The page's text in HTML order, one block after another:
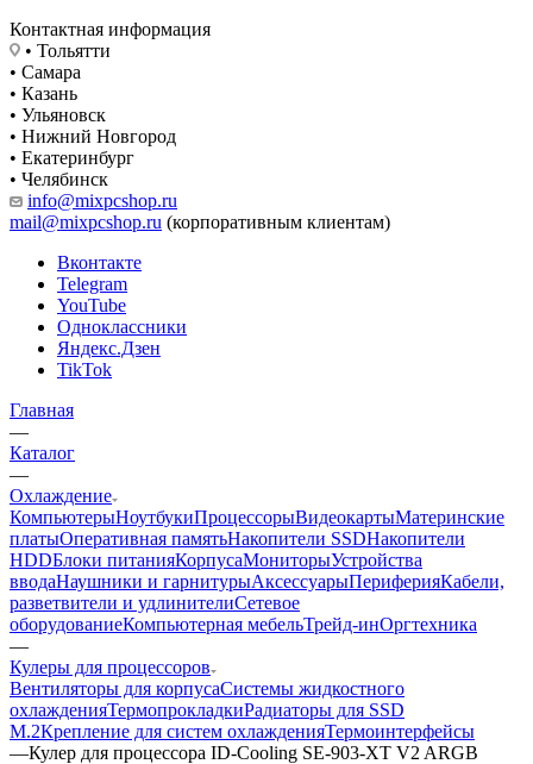
Контактная информация
• Тольятти
• Самара
• Казань
• Ульяновск
• Нижний Новгород
• Екатеринбург
• Челябинск
info@mixpcshop.ru
mail@mixpcshop.ru (корпоративным клиентам)
Вконтакте
Telegram
YouTube
Одноклассники
Яндекс.Дзен
TikTok
Главная
—
Каталог
—
Охлаждение
КомпьютерыНоутбукиПроцессорыВидеокартыМатеринские
платыОперативная памятьНакопители SSDНакопители
HDDБлоки питанияКорпусаМониторыУстройства
вводаНаушники и гарнитурыАксессуарыПериферияКабели,
разветвители и удлинителиСетевое
оборудованиеКомпьютерная мебельТрейд-инОргтехника
—
Кулеры для процессоров
Вентиляторы для корпусаСистемы жидкостного
охлажденияТермопрокладкиРадиаторы для SSD
M.2Крепление для систем охлажденияТермоинтерфейсы
—Кулер для процессора ID-Cooling SE-903-XT V2 ARGB